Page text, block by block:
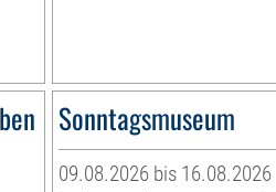
Sonntagsmuseum
09.08.2026 bis 16.08.2026